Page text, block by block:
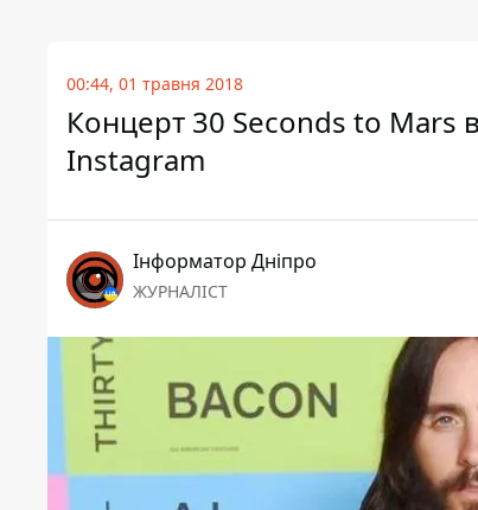
00:44, 01 травня 2018
Концерт 30 Seconds to
Instagram
Інформатор Дніпро
ЖУРНАЛІСТ